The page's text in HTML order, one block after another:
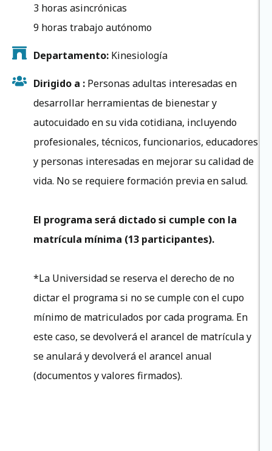
3 horas asincrónicas
9 horas trabajo autónomo
Departamento: Kinesiología
Dirigido a : Personas adultas interesadas en
desarrollar herramientas de bienestar y
autocuidado en su vida cotidiana, incluyendo
profesionales, técnicos, funcionarios, educadores
y personas interesadas en mejorar su calidad de
vida. No se requiere formación previa en salud.
El programa será dictado si cumple con la
matrícula mínima (13 participantes).
*La Universidad se reserva el derecho de no
dictar el programa si no se cumple con el cupo
mínimo de matriculados por cada programa. En
este caso, se devolverá el arancel de matrícula y
se anulará y devolverá el arancel anual
(documentos y valores firmados).